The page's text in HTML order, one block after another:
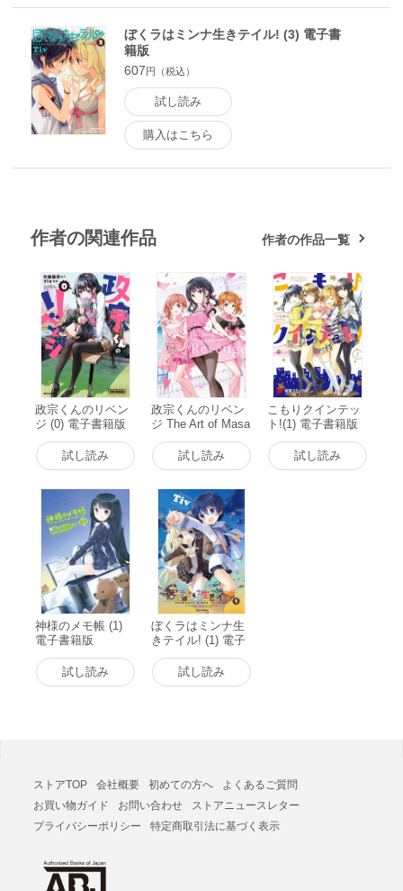
ぼくラはミンナ生きテイル! (3) 電子書
籍版
607円（税込）
試し読み
購入はこちら
作者の関連作品 作者の作品一覧
政宗くんのリベン
ジ (0) 電子書籍版
試し読み
政宗くんのリベン
ジ The Art of Masa
mune-kun’s Reven
ge 電子書籍版
試し読み
こもりクインテッ
ト!(1) 電子書籍版
試し読み
神様のメモ帳 (1)
電子書籍版
試し読み
ぼくラはミンナ生
きテイル! (1) 電子
書籍版
試し読み
ストアTOP 会社概要 初めての方へ
よくあるご質問
お買い物ガイド
お問い合わせ
ストアニュースレター
プライバシーポリシー
特定商取引法に基づく表示